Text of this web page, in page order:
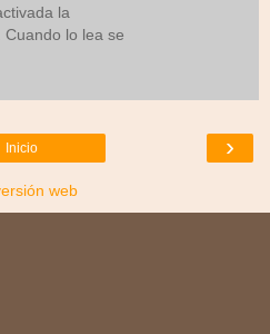
la
lo lea se
›
Inicio
web